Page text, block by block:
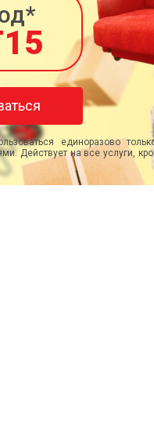
единоразово
Действует на все услуги,